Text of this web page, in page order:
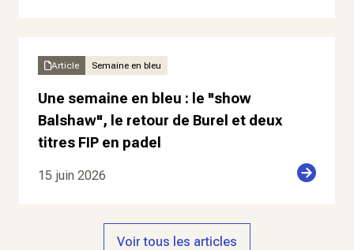
Article Semaine en bleu
Une semaine en bleu : le "show
Balshaw", le retour de Burel et deux
titres FIP en padel
15 juin 2026
Voir tous les articles